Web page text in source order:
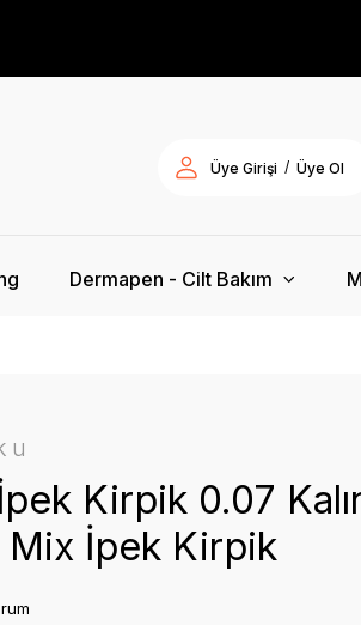
Üye Girişi / Üye Ol
Dermapen - Cilt Bakım
Kirpik 0.07
Mix İpek Kirpik